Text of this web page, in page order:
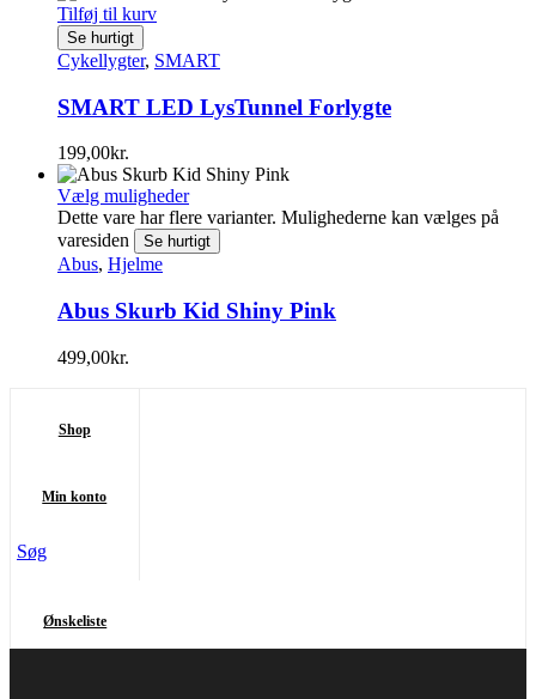
Tilføj til kurv
Se hurtigt
Cykellygter, SMART
SMART LED LysTunnel Forlygte
199,00kr.
Vælg muligheder
Dette vare har flere varianter. Mulighederne kan vælges på
varesiden
Se hurtigt
Abus, Hjelme
Abus Skurb Kid Shiny Pink
499,00kr.
Shop
Min konto
Søg
Ønskeliste